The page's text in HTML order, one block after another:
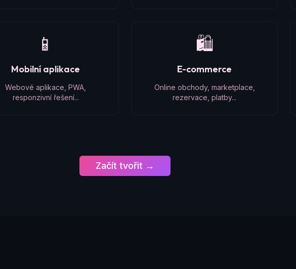
📱
Mobilní aplikace
Webové aplikace, PWA,
responzivní řešení...
🛍️
E-commerce
Online obchody, marketplace,
rezervace, platby...
Začít tvořit →